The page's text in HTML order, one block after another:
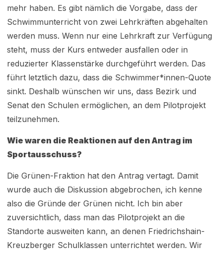
mehr haben. Es gibt nämlich die Vorgabe, dass der
Schwimmunterricht von zwei Lehrkräften abgehalten
werden muss. Wenn nur eine Lehrkraft zur Verfügung
steht, muss der Kurs entweder ausfallen oder in
reduzierter Klassenstärke durchgeführt werden. Das
führt letztlich dazu, dass die Schwimmer*innen-Quote
sinkt. Deshalb wünschen wir uns, dass Bezirk und
Senat den Schulen ermöglichen, an dem Pilotprojekt
teilzunehmen.
Wie waren die Reaktionen auf den Antrag im
Sportausschuss?
Die Grünen-Fraktion hat den Antrag vertagt. Damit
wurde auch die Diskussion abgebrochen, ich kenne
also die Gründe der Grünen nicht. Ich bin aber
zuversichtlich, dass man das Pilotprojekt an die
Standorte ausweiten kann, an denen Friedrichshain-
Kreuzberger Schulklassen unterrichtet werden. Wir